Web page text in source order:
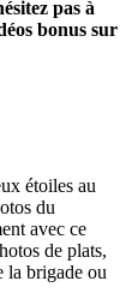
pas à
bonus sur
étoiles au
du
avec ce
de plats,
la brigade ou